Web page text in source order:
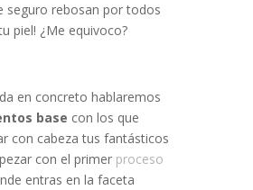
seguro rebosan por todos
piel! ¿Me equivoco?
en concreto hablaremos
base con los que
con cabeza tus fantásticos
con el primer proceso
entras en la faceta